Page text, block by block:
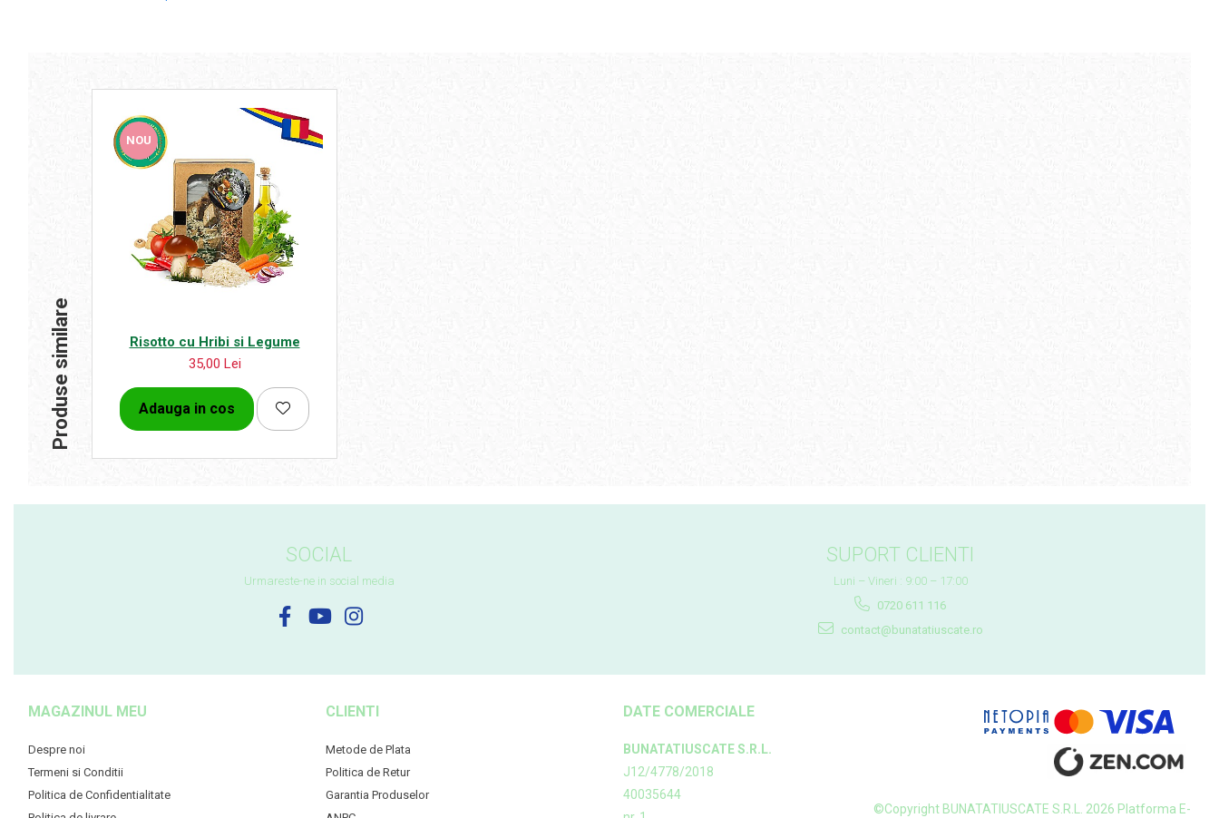
Produse similare
NOU
Risotto cu Hribi si Legume
35,00 Lei
Adauga in cos
SOCIAL
Urmareste-ne in social media
SUPORT CLIENTI
Luni – Vineri : 9:00 – 17:00
0720 611 116
contact@bunatatiuscate.ro
MAGAZINUL MEU
Despre noi
Termeni si Conditii
Politica de Confidentialitate
CLIENTI
Metode de Plata
Politica de Retur
Garantia Produselor
DATE COMERCIALE
BUNATATIUSCATE S.R.L.
J12/4778/2018
40035644
©Copyright BUNATATIUSCATE S.R.L. 2026 Platforma E-